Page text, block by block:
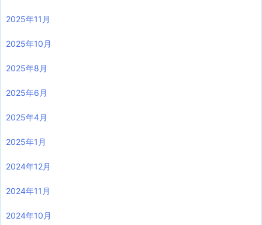
2025年11月
2025年10月
2025年8月
2025年6月
2025年4月
2025年1月
2024年12月
2024年11月
2024年10月